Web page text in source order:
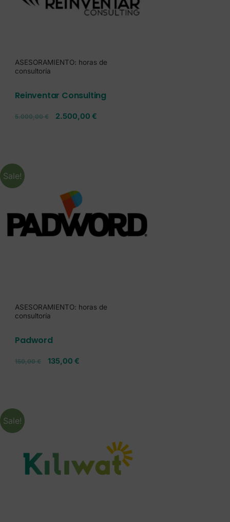
ASESORAMIENTO: horas de
consultoría
Reinventar Consulting
5.000,00€ 2.500,00 €
Sale!
ASESORAMIENTO: horas de
consultoría
Padword
150,00€ 135,00 €
Sale!